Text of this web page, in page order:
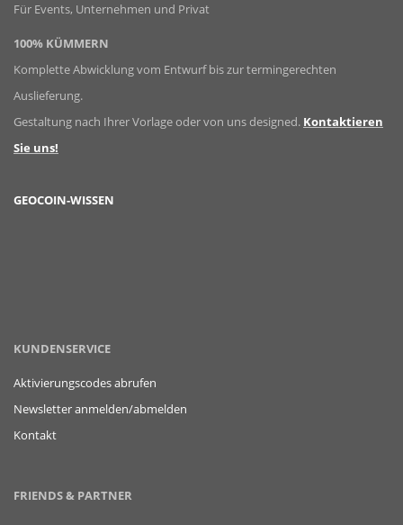
Für Events, Unternehmen und Privat
100% KÜMMERN
Komplette Abwicklung vom Entwurf bis zur termingerechten
Auslieferung.
Gestaltung nach Ihrer Vorlage oder von uns designed. Kontaktieren
Sie uns!
GEOCOIN-WISSEN
KUNDENSERVICE
Aktivierungscodes abrufen
Newsletter anmelden/abmelden
Kontakt
FRIENDS & PARTNER